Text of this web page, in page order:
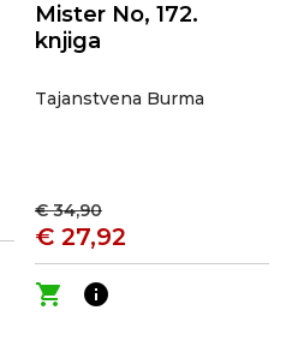
Mister No, 172.
knjiga
Tajanstvena Burma
€ 34,90
€ 27,92
shopping_cart
info